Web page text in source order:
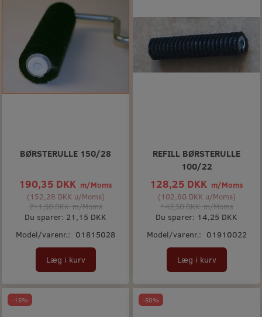
BØRSTERULLE 150/28
190,35 DKK m/Moms
(152,28 DKK u/Moms)
211,50 DKKm/Moms
Du sparer: 21,15 DKK
Model/varenr.: 01815028
Læg i kurv
REFILL BØRSTERULLE
100/22
128,25 DKK m/Moms
(102,60 DKK u/Moms)
142,50 DKKm/Moms
Du sparer: 14,25 DKK
Model/varenr.: 01910022
Læg i kurv
-15% -50%